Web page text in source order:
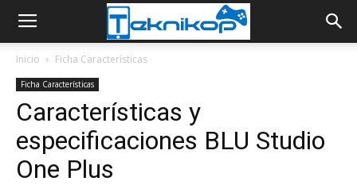
Inicio Ficha Características
Ficha Características
Características y
especificaciones BLU Studio
One Plus